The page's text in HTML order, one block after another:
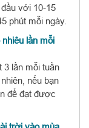
với 10-15
phút mỗi ngày.
lần mỗi
3 lần mỗi tuần
nếu bạn
để đạt được